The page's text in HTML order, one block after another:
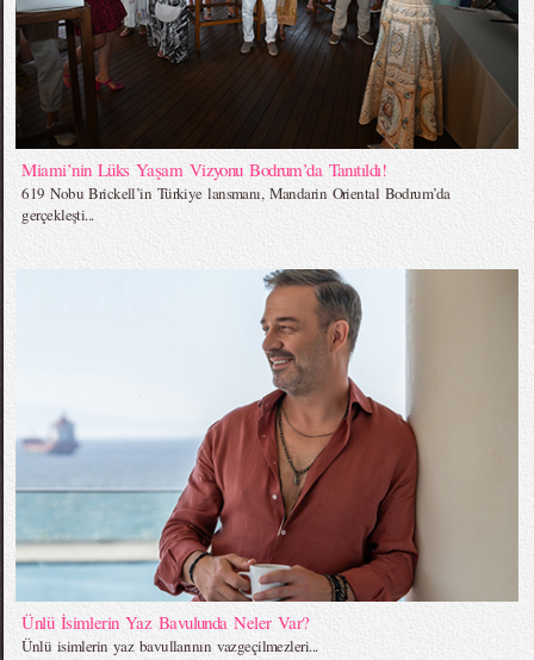
Miami’nin Lüks Yaşam Vizyonu Bodrum’da Tanıtıldı!
619 Nobu Brickell’in Türkiye lansmanı, Mandarin Oriental Bodrum’da
gerçekleşti...
Ünlü İsimlerin Yaz Bavulunda Neler Var?
Ünlü isimlerin yaz bavullarının vazgeçilmezleri...